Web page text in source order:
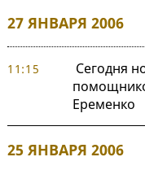
27 ЯНВАРЯ 2006
11:15
Сегодня
Еременко
25 ЯНВАРЯ 2006